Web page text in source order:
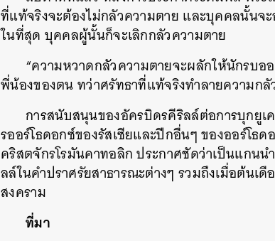
ที่แท้จริงจะต้องไม่กลัวความตาย และบุคคลนั้นจ
ในที่สุด บุคคลผู้นั้นก็จะเลิกกลัวความตาย
“ความหวาดกลัวความตายจะผลักให้นักรบ
พี่น้องของตน ทว่าศรัทธาที่แท้จริงทำลายความกลั
การสนับสนุนของอัครบิดรคีริลล์ต่อการบุกยูเ
รออร์โธดอกซ์ของรัสเซียและปีกอื่นๆ ของออร์โธ
คริสตจักรโรมันคาทอลิก ประกาศชัดว่าเป็นแกน
ลล์ในคำปราศรัยสาธารณะต่างๆ รวมถึงเมื่อต้นเ
สงคราม
ที่มา
SHARE